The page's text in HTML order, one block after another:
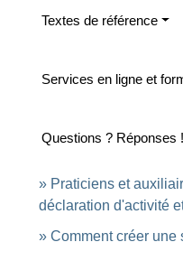
Textes de référence
Services en ligne et
Questions ? Réponses !
Praticiens et
déclaration d'activité
Comment créer une